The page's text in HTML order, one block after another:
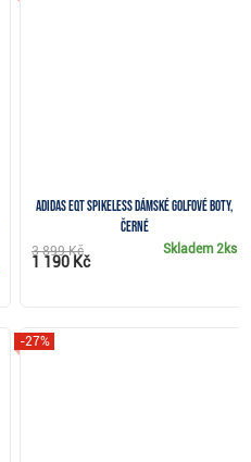
Adidas EQT Spikeless dámské golfové boty,
černé
Skladem2ks
3 899 Kč
1 190 Kč
-27%